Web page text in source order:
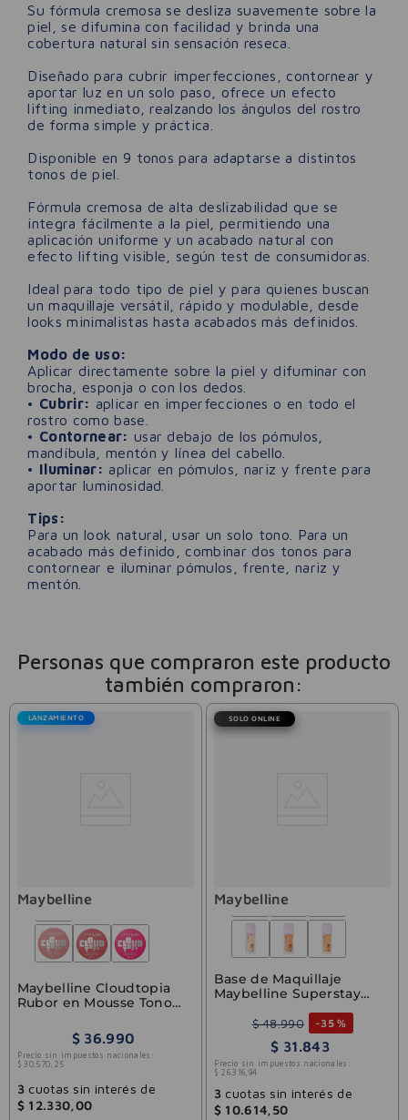
Su fórmula cremosa se desliza suavemente sobre la
piel, se difumina con facilidad y brinda una
cobertura natural sin sensación reseca.
Diseñado para cubrir imperfecciones, contornear y
aportar luz en un solo paso, ofrece un efecto
lifting inmediato, realzando los ángulos del rostro
de forma simple y práctica.
Disponible en 9 tonos para adaptarse a distintos
tonos de piel.
Fórmula cremosa de alta deslizabilidad que se
integra fácilmente a la piel, permitiendo una
aplicación uniforme y un acabado natural con
efecto lifting visible, según test de consumidoras.
Ideal para todo tipo de piel y para quienes buscan
un maquillaje versátil, rápido y modulable, desde
looks minimalistas hasta acabados más definidos.
Modo de uso:
Aplicar directamente sobre la piel y difuminar con
brocha, esponja o con los dedos.
• Cubrir: aplicar en imperfecciones o en todo el
rostro como base.
• Contornear: usar debajo de los pómulos,
mandíbula, mentón y línea del cabello.
• Iluminar: aplicar en pómulos, nariz y frente para
aportar luminosidad.
Tips:
Para un look natural, usar un solo tono. Para un
acabado más definido, combinar dos tonos para
contornear e iluminar pómulos, frente, nariz y
mentón.
Personas que compraron este producto
también compraron:
LANZAMIENTO
Maybelline
Maybelline Cloudtopia
Rubor en Mousse Tono
$ 36.990
Precio sin impuestos nacionales:
$ 30.570, 25
3cuotas sin interés de
$ 12.330 00
SOLO ONLINE
Maybelline
Base de Maquillaje
Maybelline Superstay
$ 48.990 -35 %
$ 31.843
Precio sin impuestos nacionales:
$ 26.316, 94
3cuotas sin interés de
$ 10.614 50